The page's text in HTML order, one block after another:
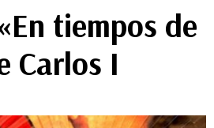
tiempos de
Carlos I